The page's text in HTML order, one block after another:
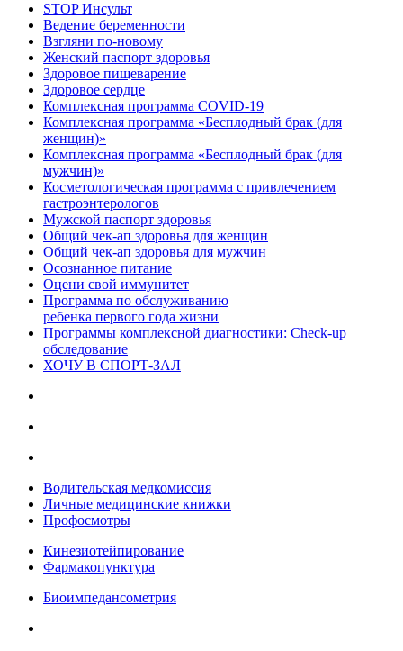
STOP Инсульт
Ведение беременности
Взгляни по-новому
Женский паспорт здоровья
Здоровое пищеварение
Здоровое сердце
Комплексная программа COVID-19
Комплексная программа «Бесплодный брак (для
женщин)»
Комплексная программа «Бесплодный брак (для
мужчин)»
Косметологическая программа с привлечением
гастроэнтерологов
Мужской паспорт здоровья
Общий чек-ап здоровья для женщин
Общий чек-ап здоровья для мужчин
Осознанное питание
Оцени свой иммунитет
Программа по обслуживанию
ребенка первого года жизни
Программы комплексной диагностики: Check-up
обследование
ХОЧУ В CПОРТ-ЗАЛ
Водительская медкомиссия
Личные медицинские книжки
Профосмотры
Кинезиотейпирование
Фармакопунктура
Биоимпедансометрия